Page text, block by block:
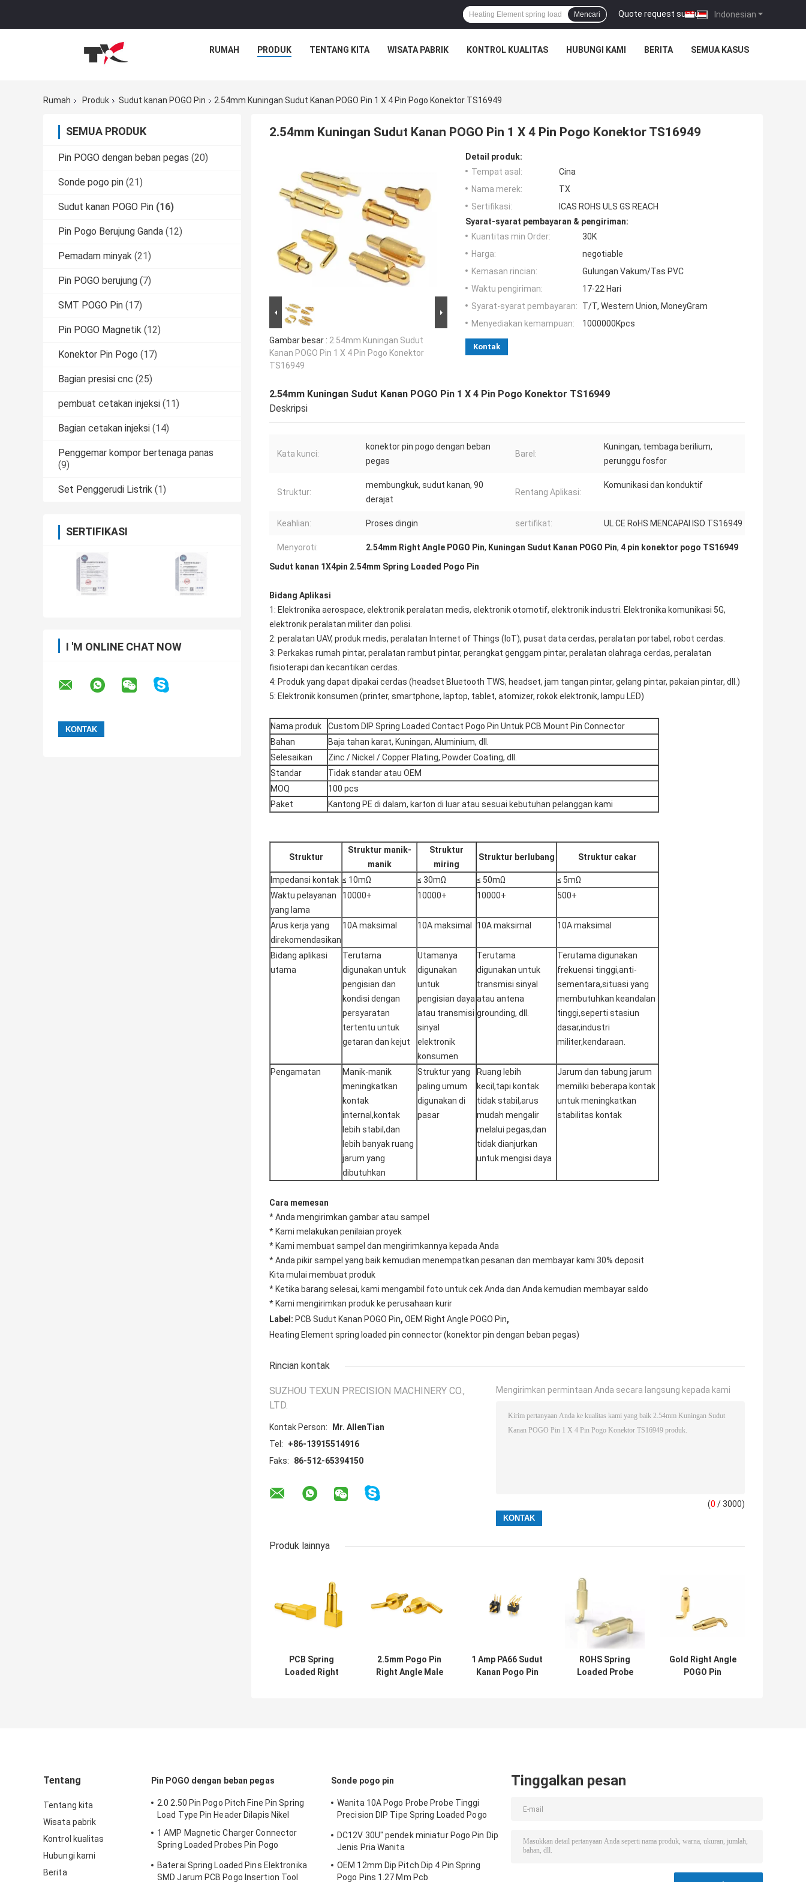
Indonesian
Quote request suatu |
Mencari
RUMAH PRODUK TENTANG KITA WISATA PABRIK KONTROL KUALITAS HUBUNGI KAMI BERITA SEMUA KASUS
Rumah Produk Sudut kanan POGO Pin 2.54mm Kuningan Sudut Kanan POGO Pin 1 X 4 Pin Pogo Konektor TS16949
SEMUA PRODUK
Pin POGO dengan beban pegas (20)
Sonde pogo pin (21)
Sudut kanan POGO Pin (16)
Pin Pogo Berujung Ganda (12)
Pemadam minyak (21)
Pin POGO berujung (7)
SMT POGO Pin (17)
Pin POGO Magnetik (12)
Konektor Pin Pogo (17)
Bagian presisi cnc (25)
pembuat cetakan injeksi (11)
Bagian cetakan injeksi (14)
Penggemar kompor bertenaga panas
(9)
Set Penggerudi Listrik (1)
SERTIFIKASI
I 'M ONLINE CHAT NOW
2.54mm Kuningan Sudut Kanan POGO Pin 1 X 4 Pin Pogo Konektor TS16949
Gambar besar : 2.54mm Kuningan Sudut
Kanan POGO Pin 1 X 4 Pin Pogo Konektor
TS16949
Detail produk:
Tempat asal:
Cina
Nama merek:
TX
Sertifikasi:
ICAS ROHS ULS GS REACH
Syarat-syarat pembayaran & pengiriman:
Kuantitas min Order:
30K
Harga:
negotiable
Kemasan rincian:
Gulungan Vakum/Tas PVC
Waktu pengiriman:
17-22 Hari
Syarat-syarat pembayaran:
T/T, Western Union, MoneyGram
Menyediakan kemampuan:
1000000Kpcs
Kontak
2.54mm Kuningan Sudut Kanan POGO Pin 1 X 4 Pin Pogo Konektor TS16949
Deskripsi
Kata kunci:
konektor pin pogo dengan beban
pegas
Barel:
Kuningan, tembaga berilium,
perunggu fosfor
Struktur:
membungkuk, sudut kanan, 90
derajat
Rentang Aplikasi:
Komunikasi dan konduktif
Keahlian: Proses dingin sertifikat: UL CE RoHS MENCAPAI ISO TS16949
Menyoroti: 2.54mm Right Angle POGO Pin, Kuningan Sudut Kanan POGO Pin, 4 pin konektor pogo TS16949
Sudut kanan 1X4pin 2.54mm Spring Loaded Pogo Pin
Bidang Aplikasi
1: Elektronika aerospace, elektronik peralatan medis, elektronik otomotif, elektronik industri. Elektronika komunikasi 5G,
elektronik peralatan militer dan polisi.
2: peralatan UAV, produk medis, peralatan Internet of Things (IoT), pusat data cerdas, peralatan portabel, robot cerdas.
3: Perkakas rumah pintar, peralatan rambut pintar, perangkat genggam pintar, peralatan olahraga cerdas, peralatan
fisioterapi dan kecantikan cerdas.
4: Produk yang dapat dipakai cerdas (headset Bluetooth TWS, headset, jam tangan pintar, gelang pintar, pakaian pintar, dll.)
5: Elektronik konsumen (printer, smartphone, laptop, tablet, atomizer, rokok elektronik, lampu LED)
Nama produk
Custom DIP Spring Loaded Contact Pogo Pin Untuk PCB Mount Pin Connector
Bahan
Baja tahan karat, Kuningan, Aluminium, dll.
Selesaikan
Zinc / Nickel / Copper Plating, Powder Coating, dll.
Standar
Tidak standar atau OEM
MOQ
100 pcs
Paket
Kantong PE di dalam, karton di luar atau sesuai kebutuhan pelanggan kami
Struktur
Struktur manik-
manik
Struktur
miring
Struktur berlubang Struktur cakar
Impedansi kontak ≤ 10mΩ ≤ 30mΩ ≤ 50mΩ
≤ 5mΩ
Waktu pelayanan
yang lama
10000+ 10000+ 10000+ 500+
Arus kerja yang
direkomendasikan
10A maksimal 10A maksimal 10A maksimal 10A maksimal
Bidang aplikasi
utama
Terutama
digunakan untuk
pengisian dan
kondisi dengan
persyaratan
tertentu untuk
getaran dan kejut
Utamanya
digunakan
untuk
pengisian daya
atau transmisi
sinyal
elektronik
konsumen
Terutama
digunakan untuk
transmisi sinyal
atau antena
grounding, dll.
Terutama digunakan
frekuensi tinggi,anti-
sementara,situasi yang
membutuhkan keandalan
tinggi,seperti stasiun
dasar,industri
militer,kendaraan.
Pengamatan
Manik-manik
meningkatkan
kontak
internal,kontak
lebih stabil,dan
lebih banyak ruang
jarum yang
dibutuhkan
Struktur yang
paling umum
digunakan di
pasar
Ruang lebih
kecil,tapi kontak
tidak stabil,arus
mudah mengalir
melalui pegas,dan
tidak dianjurkan
untuk mengisi daya
Jarum dan tabung jarum
memiliki beberapa kontak
untuk meningkatkan
stabilitas kontak
Cara memesan
* Anda mengirimkan gambar atau sampel
* Kami melakukan penilaian proyek
* Kami membuat sampel dan mengirimkannya kepada Anda
* Anda pikir sampel yang baik kemudian menempatkan pesanan dan membayar kami 30% deposit
Kita mulai membuat produk
* Ketika barang selesai, kami mengambil foto untuk cek Anda dan Anda kemudian membayar saldo
* Kami mengirimkan produk ke perusahaan kurir
Label: PCB Sudut Kanan POGO Pin, OEM Right Angle POGO Pin,
Heating Element spring loaded pin connector (konektor pin dengan beban pegas)
Rincian kontak
SUZHOU TEXUN PRECISION MACHINERY CO.,
LTD.
Kontak Person:
Mr. AllenTian
Tel:
+86-13915514916
Faks:
86-512-65394150
Mengirimkan permintaan Anda secara langsung kepada kami
(0 / 3000)
Produk lainnya
PCB Spring
Loaded Right
2.5mm Pogo Pin
Right Angle Male
1 Amp PA66 Sudut
Kanan Pogo Pin
ROHS Spring
Loaded Probe
Gold Right Angle
POGO Pin
Tentang
Tentang kita
Wisata pabrik
Kontrol kualitas
Hubungi kami
Berita
Pin POGO dengan beban pegas
2.0 2.50 Pin Pogo Pitch Fine Pin Spring
Load Type Pin Header Dilapis Nikel
1 AMP Magnetic Charger Connector
Spring Loaded Probes Pin Pogo
Baterai Spring Loaded Pins Elektronika
SMD Jarum PCB Pogo Insertion Tool
Sonde pogo pin
Wanita 10A Pogo Probe Probe Tinggi
Precision DIP Tipe Spring Loaded Pogo
DC12V 30U" pendek miniatur Pogo Pin Dip
Jenis Pria Wanita
OEM 12mm Dip Pitch Dip 4 Pin Spring
Pogo Pins 1.27 Mm Pcb
Tinggalkan pesan